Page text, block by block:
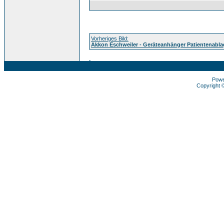
Vorheriges Bild:
Akkon Eschweiler - Geräteanhänger
Copyright